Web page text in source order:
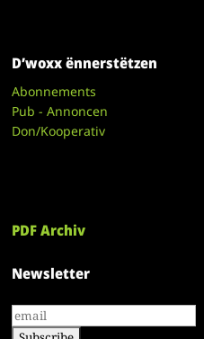
D’woxx ënnerstëtzen
Abonnements
Pub - Annoncen
Don/Kooperativ
PDF Archiv
Newsletter